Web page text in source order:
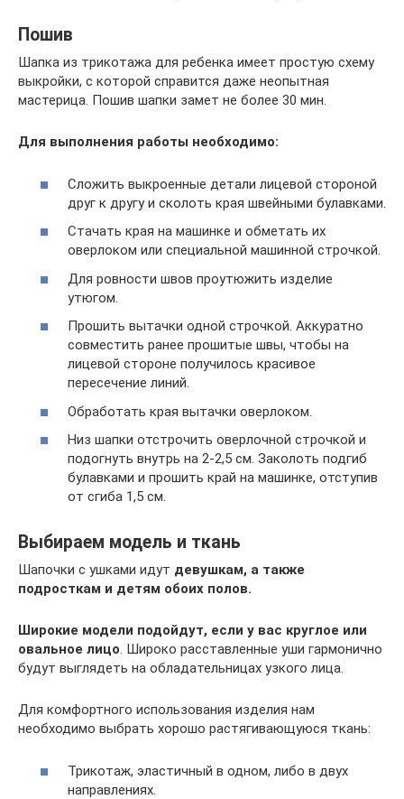
Пошив
Шапка из трикотажа для ребенка имеет простую схему
выкройки, с которой справится даже неопытная
мастерица. Пошив шапки замет не более 30 мин.
Для выполнения работы необходимо:
Сложить выкроенные детали лицевой стороной
друг к другу и сколоть края швейными булавками.
Стачать края на машинке и обметать их
оверлоком или специальной машинной строчкой.
Для ровности швов проутюжить изделие
утюгом.
Прошить вытачки одной строчкой. Аккуратно
совместить ранее прошитые швы, чтобы на
лицевой стороне получилось красивое
пересечение линий.
Обработать края вытачки оверлоком.
Низ шапки отстрочить оверлочной строчкой и
подогнуть внутрь на 2-2,5 см. Заколоть подгиб
булавками и прошить край на машинке, отступив
от сгиба 1,5 см.
Выбираем модель и ткань
Шапочки с ушками идут девушкам, а также
подросткам и детям обоих полов.
Широкие модели подойдут, если у вас круглое или
овальное лицо. Широко расставленные уши гармонично
будут выглядеть на обладательницах узкого лица.
Для комфортного использования изделия нам
необходимо выбрать хорошо растягивающуюся ткань:
Трикотаж, эластичный в одном, либо в двух
направлениях.